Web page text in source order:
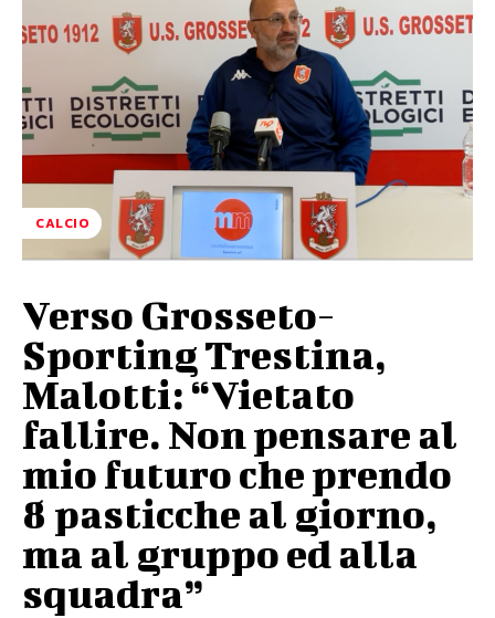
CALCIO
Verso Grosseto-
Sporting Trestina,
Malotti: “Vietato
fallire. Non pensare al
mio futuro che prendo
8 pasticche al giorno,
ma al gruppo ed alla
squadra”